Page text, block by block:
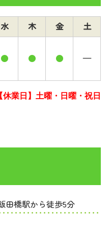
水 木 金
土
● ● ● —
休業日】 土曜・日曜・祝日
橋駅から徒歩5分